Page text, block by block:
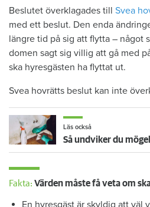
Beslutet överklagades till Svea
med ett beslut. Den enda
längre tid på sig att flytta – något
domen sagt sig villig att gå med
ska hyresgästen ha flyttat ut.
Svea hovrätts beslut kan inte
Läs också
Fakta: Värden måste få veta om
En hyresgäst är skyldig att väl